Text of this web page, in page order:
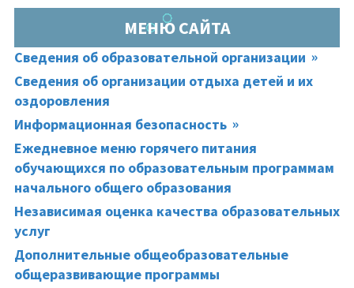
МЕНЮ САЙТА
Сведения об образовательной организации
Сведения об организации отдыха детей и их
оздоровления
Информационная безопасность
Ежедневное меню горячего питания
обучающихся по образовательным программам
начального общего образования
Независимая оценка качества образовательных
услуг
Дополнительные общеобразовательные
общеразвивающие программы